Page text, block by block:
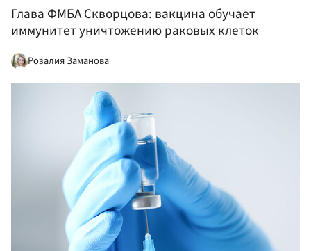
Глава ФМБА Скворцова: вакцина обучает
иммунитет уничтожению раковых клеток
Розалия Заманова